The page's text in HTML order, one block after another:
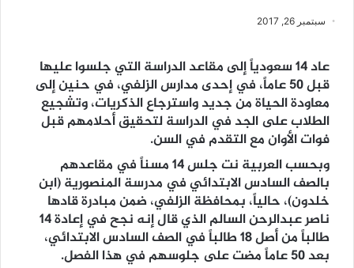
سبتمبر 26, 2017
عاد 14 سعودياً إلى مقاعد الدراسة التي جلسوا عليها
قبل 50 عاماً، في إحدى مدارس الزلفي، في حنين إلى
معاودة الحياة من جديد واسترجاع الذكريات، وتشجيع
الطلاب على الجد في الدراسة لتحقيق أحلامهم قبل
فوات الأوان مع التقدم في السن.
وبحسب العربية نت جلس 14 مسناً في مقاعدهم
بالصف السادس الابتدائي في مدرسة المنصورية (ابن
خلدون)، حالياً، بمحافظة الزلفي، ضمن مبادرة قادها
ناصر عبدالرحن السالم الذي قال إنه نجح في إعادة 14
طالباً من أصل 18 طالباً في الصف السادس الابتدائي،
بعد 50 عاماً مضت على جلوسهم في هذا الفصل.